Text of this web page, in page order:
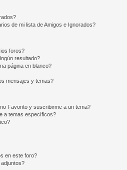
de mi lista de Amigos e Ignorados?
foros?
resultado?
página en blanco?
mensajes y temas?
Favorito y suscribirme a un tema?
a temas específicos?
en este foro?